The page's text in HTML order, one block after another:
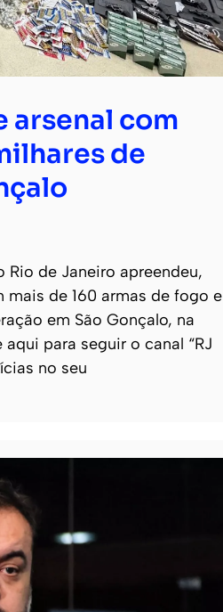
arsenal com
de
de Janeiro apreendeu,
de 160 armas de fogo e
em São Gonçalo, na
para seguir o canal “RJ
no seu